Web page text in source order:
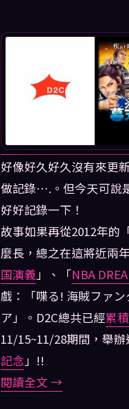
好像好久好久沒有來更
做記錄….。但今天可說
好好記錄一下！
故事如果再從2012年的
麼長，總之在這將近兩
国演義」、「NBA
戲：「喋る! 海賊ファ
ア」。D2C總共已經累
11/15~11/28期間，舉
記念」!!
閱讀全文 →